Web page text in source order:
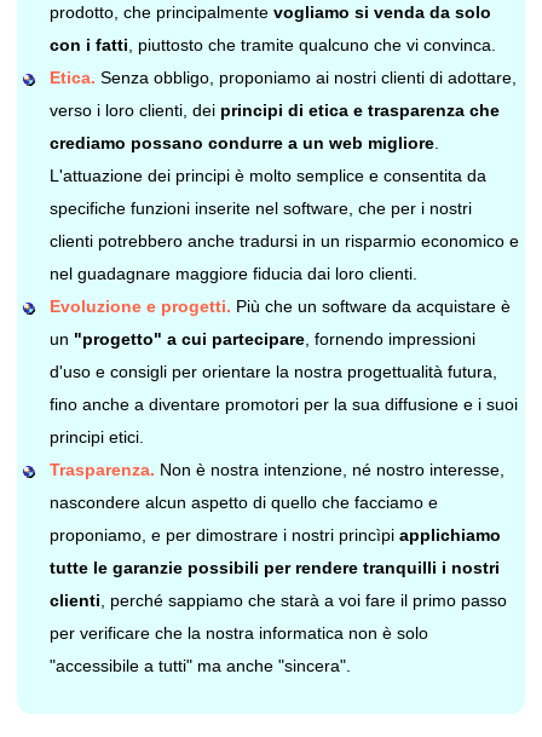
prodotto, che principalmente vogliamo si venda da solo
con i fatti , piuttosto che tramite qualcuno che vi convinca.
Etica. Senza obbligo, proponiamo ai nostri clienti di adottare,
verso i loro clienti, dei principi di etica e trasparenza che
crediamo possano condurre a un web migliore.
L'attuazione dei principi è molto semplice e consentita da
specifiche funzioni inserite nel software, che per i nostri
clienti potrebbero anche tradursi in un risparmio economico e
nel guadagnare maggiore fiducia dai loro clienti.
Evoluzione e progetti. Più che un software da acquistare è
un "progetto" a cui partecipare, fornendo impressioni
d'uso e consigli per orientare la nostra progettualità futura,
fino anche a diventare promotori per la sua diffusione e i suoi
principi etici.
Trasparenza. Non è nostra intenzione, né nostro interesse,
nascondere alcun aspetto di quello che facciamo e
proponiamo, e per dimostrare i nostri princìpi applichiamo
tutte le garanzie possibili per rendere tranquilli i nostri
clienti , perché sappiamo che starà a voi fare il primo passo
per verificare che la nostra informatica non è solo
"accessibile a tutti" ma anche "sincera".